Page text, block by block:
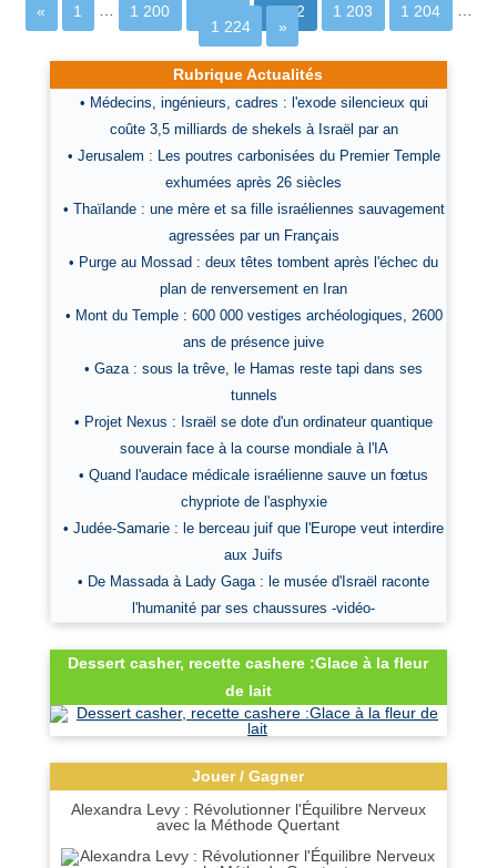
« 1 1 200 1 202 1 203 1 204
1 224
»
Rubrique Actualités
• Médecins, ingénieurs, cadres : l'exode silencieux qui
coûte 3,5 milliards de shekels à Israël par an
• Jerusalem : Les poutres carbonisées du Premier Temple
exhumées après 26 siècles
• Thaïlande : une mère et sa fille israéliennes sauvagement
agressées par un Français
• Purge au Mossad : deux têtes tombent après l'échec du
plan de renversement en Iran
• Mont du Temple : 600 000 vestiges archéologiques, 2600
ans de présence juive
• Gaza : sous la trêve, le Hamas reste tapi dans ses
tunnels
• Projet Nexus : Israël se dote d'un ordinateur quantique
souverain face à la course mondiale à l'IA
• Quand l'audace médicale israélienne sauve un fœtus
chypriote de l'asphyxie
• Judée-Samarie : le berceau juif que l'Europe veut interdire
aux Juifs
• De Massada à Lady Gaga : le musée d'Israël raconte
l'humanité par ses chaussures -vidéo-
Dessert casher, recette cashere :Glace à la fleur
de lait
Jouer / Gagner
Alexandra Levy : Révolutionner l'Équilibre Nerveux
avec la Méthode Quertant